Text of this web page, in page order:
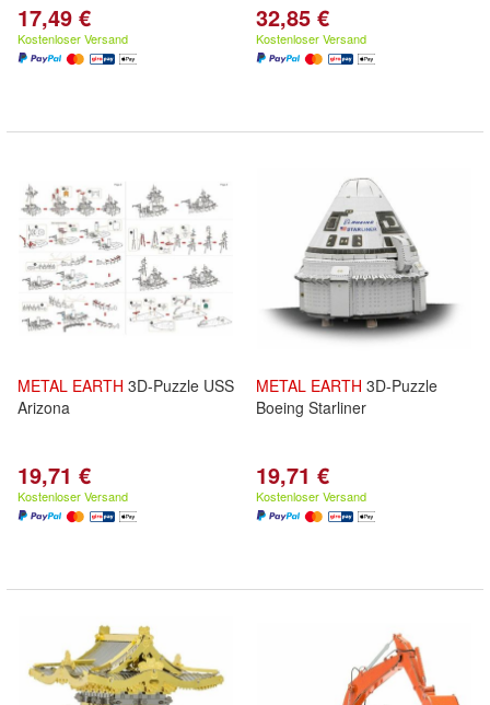
17,49 €
Kostenloser Versand
32,85 €
Kostenloser Versand
METAL EARTH 3D-Puzzle USS
Arizona
19,71 €
Kostenloser Versand
METAL EARTH 3D-Puzzle
Boeing Starliner
19,71 €
Kostenloser Versand